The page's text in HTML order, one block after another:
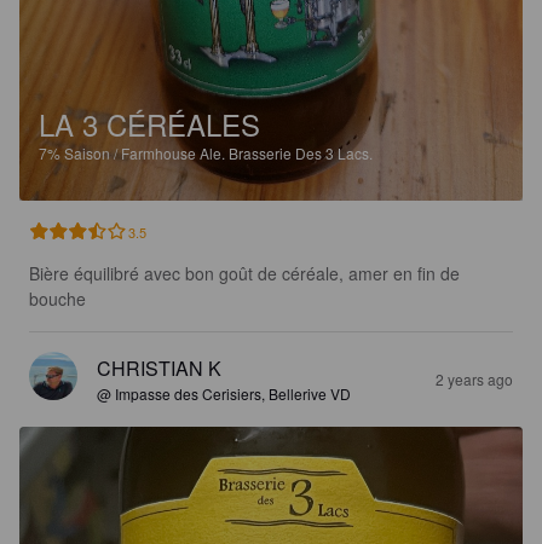
LA 3 CÉRÉALES
7%Saison / Farmhouse Ale. Brasserie Des 3 Lacs.
3.5
Bière équilibré avec bon goût de céréale, amer en fin de
bouche
CHRISTIAN K
@ Impasse des Cerisiers, Bellerive VD
2 years ago